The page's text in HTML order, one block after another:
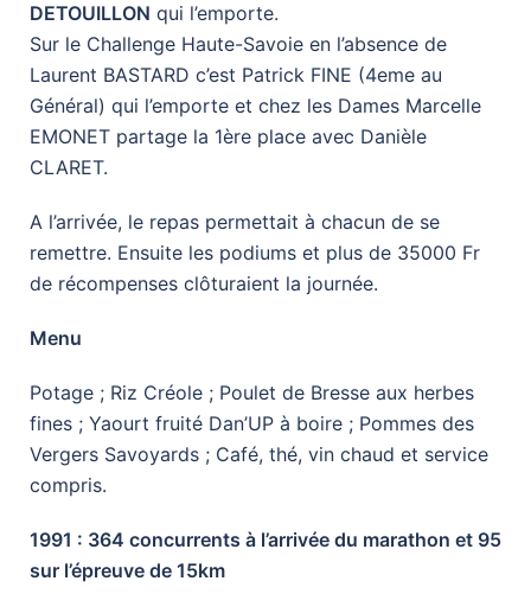
DETOUILLON qui l’emporte.
Sur le Challenge Haute-Savoie en l’absence de
Laurent BASTARD c’est Patrick FINE (4eme au
Général) qui l’emporte et chez les Dames Marcelle
EMONET partage la 1ère place avec Danièle
CLARET.
A l’arrivée, le repas permettait à chacun de se
remettre. Ensuite les podiums et plus de 35000 Fr
de récompenses clôturaient la journée.
Menu
Potage ; Riz Créole ; Poulet de Bresse aux herbes
fines ; Yaourt fruité Dan’UP à boire ; Pommes des
Vergers Savoyards ; Café, thé, vin chaud et service
compris.
1991 : 364 concurrents à l’arrivée du marathon et 95
sur l’épreuve de 15km